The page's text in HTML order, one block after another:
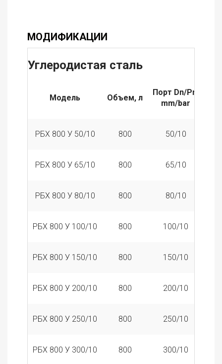
МОДИФИКАЦИИ
Углеродистая сталь
Модель Объем, л
Порт Dn/Pn,
mm/bar
РБХ 800 У 50/10 800 50/10
РБХ 800 У 65/10 800 65/10
РБХ 800 У 80/10 800 80/10
РБХ 800 У 100/10 800 100/10
РБХ 800 У 150/10 800 150/10
РБХ 800 У 200/10 800 200/10
РБХ 800 У 250/10 800 250/10
РБХ 800 У 300/10 800 300/10